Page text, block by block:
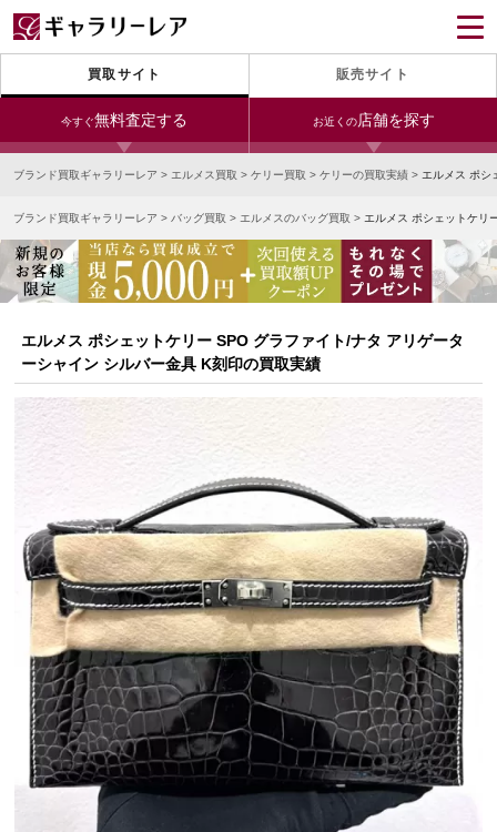
買取サイト 販売サイト
今すぐ無料査定する お近くの店舗を探す
24時間受付（対応時間10:00～19:00）
宅配買取を申し込む
無料の宅配キットをお届けします
今すぐ電話査定
受付時間 10:00～19:00
銀座本店 青山表参道店 新宿東口店
小田急新宿店 LAB東京 名古屋大須店
なんば店 神戸元町(三宮)店
中野ブロードウェイ
宅配買取を申し込む
無料の宅配キットをお届けします
ブランド買取ギャラリーレア > エルメス買取 > ケリー買取 > ケリーの買取実績 > エルメス ポシ
ブランド買取ギャラリーレア > バッグ買取 > エルメスのバッグ買取 > エルメス ポシェットケリ
エルメス ポシェットケリー SPO グラファイト/ナタ アリゲータ
ーシャイン シルバー金具 K刻印の買取実績